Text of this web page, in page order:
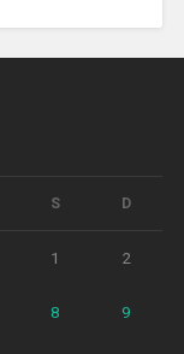
S D
1 2
8 9